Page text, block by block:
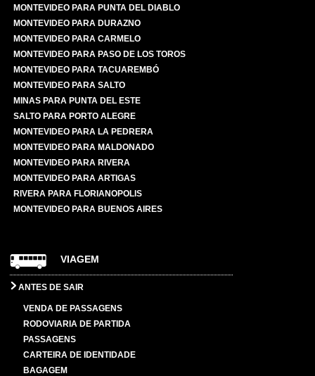
MONTEVIDEO PARA PUNTA DEL DIABLO
MONTEVIDEO PARA DURAZNO
MONTEVIDEO PARA CARMELO
MONTEVIDEO PARA PASO DE LOS TOROS
MONTEVIDEO PARA TACUAREMBÓ
MONTEVIDEO PARA SALTO
MINAS PARA PUNTA DEL ESTE
SALTO PARA PORTO ALEGRE
MONTEVIDEO PARA LA PEDRERA
MONTEVIDEO PARA MALDONADO
MONTEVIDEO PARA RIVERA
MONTEVIDEO PARA ARTIGAS
RIVERA PARA FLORIANOPOLIS
MONTEVIDEO PARA BUENOS AIRES
VIAGEM
ANTES DE SAIR
VENDA DE PASSAGENS
RODOVIARIA DE PARTIDA
PASSAGENS
CARTEIRA DE IDENTIDADE
BAGAGEM